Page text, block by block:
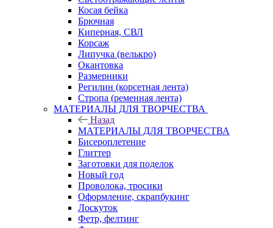
Косая бейка
Брючная
Киперная, СВЛ
Корсаж
Липучка (велькро)
Окантовка
Размерники
Регилин (корсетная лента)
Стропа (ременная лента)
МАТЕРИАЛЫ ДЛЯ ТВОРЧЕСТВА
Назад
МАТЕРИАЛЫ ДЛЯ ТВОРЧЕСТВА
Бисероплетение
Глиттер
Заготовки для поделок
Новый год
Проволока, тросики
Оформление, скрапбукинг
Лоскуток
Фетр, фелтинг